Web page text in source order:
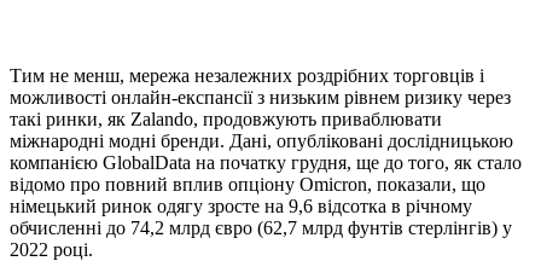
Тим не менш, мережа незалежних роздрібних торговців і
можливості онлайн-експансії з низьким рівнем ризику через
такі ринки, як Zalando, продовжують приваблювати
міжнародні модні бренди. Дані, опубліковані дослідницькою
компанією GlobalData на початку грудня, ще до того, як стало
відомо про повний вплив опціону Omicron, показали, що
німецький ринок одягу зросте на 9,6 відсотка в річному
обчисленні до 74,2 млрд євро (62,7 млрд фунтів стерлінгів) у
2022 році.